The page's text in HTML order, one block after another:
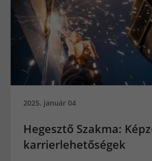
2025. január 04
Hegesztő Szakma:
karrierlehetőségek